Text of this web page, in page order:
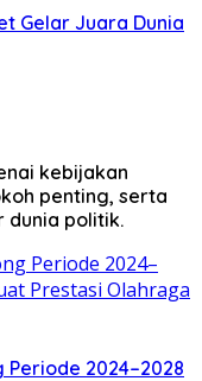
Gelar Juara Dunia
kebijakan
penting, serta
dunia politik.
Periode 2024–2028